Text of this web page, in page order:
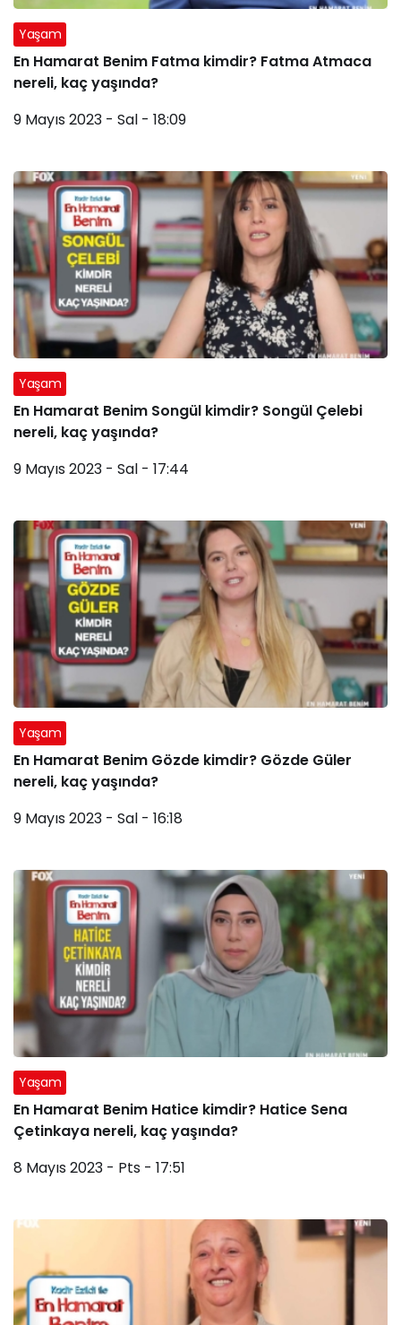
Yaşam
En Hamarat Benim Fatma kimdir? Fatma Atmaca
nereli, kaç yaşında?
9 Mayıs 2023 - Sal - 18:09
Yaşam
En Hamarat Benim Songül kimdir? Songül Çelebi
nereli, kaç yaşında?
9 Mayıs 2023 - Sal - 17:44
Yaşam
En Hamarat Benim Gözde kimdir? Gözde Güler
nereli, kaç yaşında?
9 Mayıs 2023 - Sal - 16:18
Yaşam
En Hamarat Benim Hatice kimdir? Hatice Sena
Çetinkaya nereli, kaç yaşında?
8 Mayıs 2023 - Pts - 17:51